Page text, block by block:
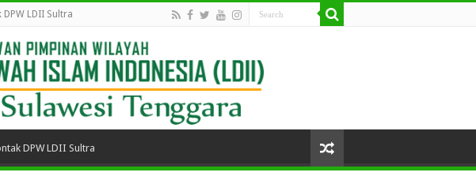
LDII Sultra
DPW LDII Sultra